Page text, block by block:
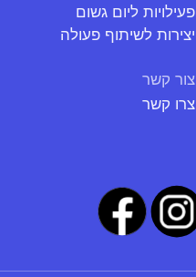
פעילויות ליום גשום
יצירות לשיתוף פעולה
צור קשר
צרו קשר